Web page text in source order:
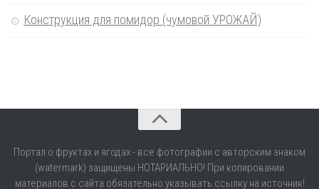
Конструкция для помидор (чумовой УРОЖАЙ)
Портал о фруктах и ягодах - все фотографии с авторским знаком
(watermark) защищены НОТАРИАЛЬНО! При копировании
материалов с сайта обязательно указывать ссылку на источник!